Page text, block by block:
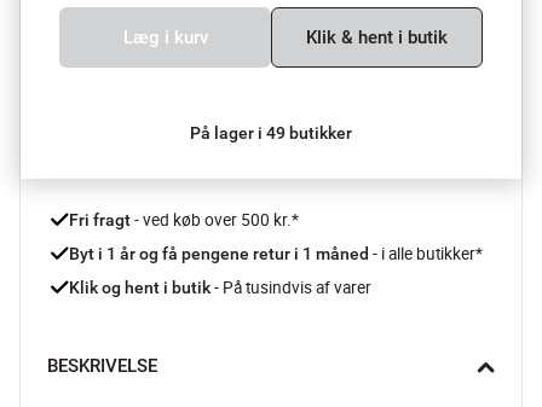
Læg i kurv Klik & hent i butik
På lager i 49 butikker
Fri fragt - ved køb over 500 kr.*
Byt i 1 år og få pengene retur i 1 måned - i alle butikker*
Klik og hent i butik - På tusindvis af varer
BESKRIVELSE